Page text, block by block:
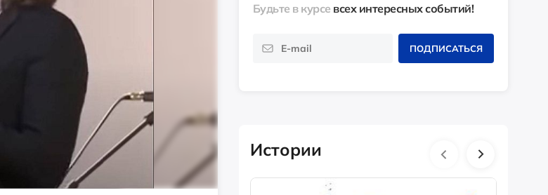
Будьте в курсе всех интересных событий!
ПОДПИСАТЬСЯ
Истории